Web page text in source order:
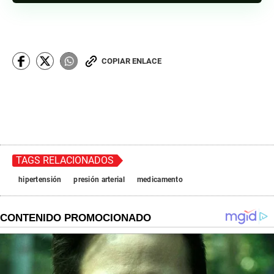
COPIAR ENLACE
TAGS RELACIONADOS
hipertensión presión arterial medicamento